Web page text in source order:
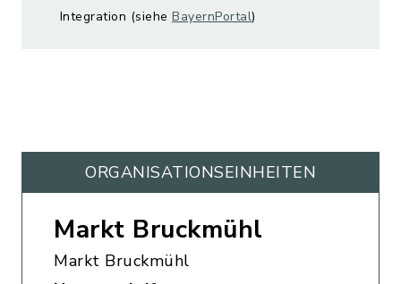
Integration (siehe BayernPortal)
ORGANISATIONS­EINHEITEN
Markt Bruckmühl
Markt Bruckmühl